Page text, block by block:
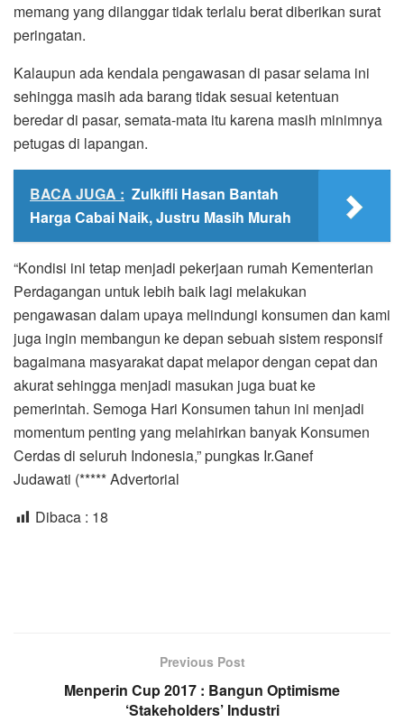
memang yang dilanggar tidak terlalu berat diberikan surat
peringatan.
Kalaupun ada kendala pengawasan di pasar selama ini
sehingga masih ada barang tidak sesuai ketentuan
beredar di pasar, semata-mata itu karena masih minimnya
petugas di lapangan.
BACA JUGA : Zulkifli Hasan Bantah
Harga Cabai Naik, Justru Masih Murah
“Kondisi ini tetap menjadi pekerjaan rumah Kementerian
Perdagangan untuk lebih baik lagi melakukan
pengawasan dalam upaya melindungi konsumen dan kami
juga ingin membangun ke depan sebuah sistem responsif
bagaimana masyarakat dapat melapor dengan cepat dan
akurat sehingga menjadi masukan juga buat ke
pemerintah. Semoga Hari Konsumen tahun ini menjadi
momentum penting yang melahirkan banyak Konsumen
Cerdas di seluruh Indonesia,” pungkas Ir.Ganef
Judawati (***** Advertorial
Dibaca : 18
Previous Post
Menperin Cup 2017 : Bangun Optimisme
‘Stakeholders’ Industri